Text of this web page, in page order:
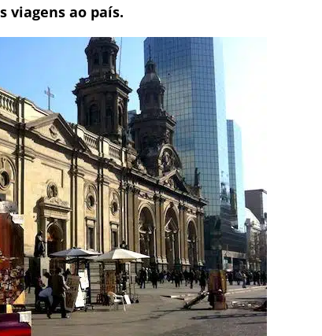
viagens ao país.